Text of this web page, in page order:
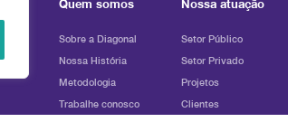
Quem somos
Sobre a Diagonal
Nossa História
Metodologia
Trabalhe conosco
Nossa atuação
Setor Público
Setor Privado
Projetos
Clientes